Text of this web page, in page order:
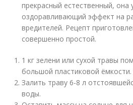
прекрасный естественный, она
оздоравливающий эффект на
вредителей. Рецепт
совершенно простой.
1 кг зелени или сухой травы
большой пластиковой ёмкости.
Залить траву 6-8 л
воды.